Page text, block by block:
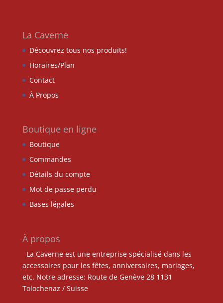
La Caverne
Découvrez tous nos produits!
Horaires/Plan
Contact
À Propos
Boutique en ligne
Boutique
Commandes
Détails du compte
Mot de passe perdu
Bases légales
À propos
La Caverne est une entreprise spécialisé dans les
accessoires pour les fêtes, anniversaires, mariages,
etc. Notre adresse: Route de Genève 28 1131
Tolochenaz / Suisse